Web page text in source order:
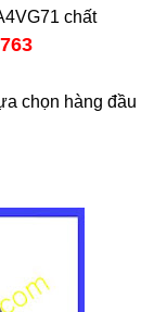
chất
chọn hàng đầu